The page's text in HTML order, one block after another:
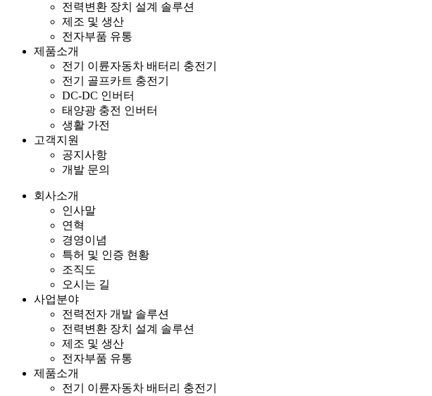
전력변환 장치 설계 솔루션
제조 및 생산
전자부품 유통
제품소개
전기 이륜자동차 배터리 충전기
전기 골프카트 충전기
DC-DC 인버터
태양광 충전 인버터
생활 가전
고객지원
공지사항
개발 문의
회사소개
인사말
연혁
경영이념
특허 및 인증 현황
조직도
오시는 길
사업분야
전력전자 개발 솔루션
전력변환 장치 설계 솔루션
제조 및 생산
전자부품 유통
제품소개
전기 이륜자동차 배터리 충전기